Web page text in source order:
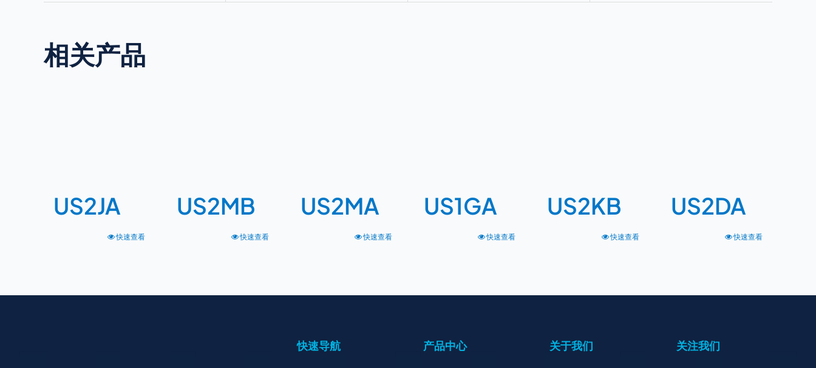
相关产品
US2JA
快速查看
US2MB
快速查看
US2MA
快速查看
US1GA
快速查看
US2KB
快速查看
US2DA
快速查看
快速导航 产品中心 关于我们 关注我们